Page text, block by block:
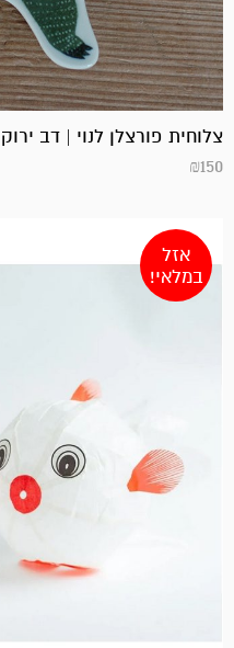
צלוחית פורצלן לנוי | דב ירוק
₪150
אזל
במלאי!